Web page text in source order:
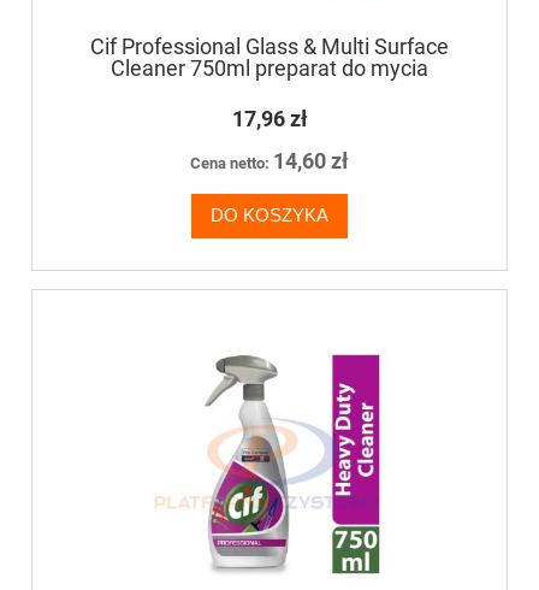
Cif Professional Glass & Multi Surface
Cleaner 750ml preparat do mycia
zmywalnych
17,96 zł
Cena netto: 14,60 zł
DO KOSZYKA